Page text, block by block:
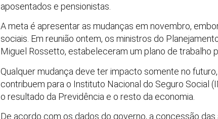
aposentados e pensionistas.
A meta é apresentar as mudanças em novembro,
sociais. Em reunião ontem, os ministros do
Miguel Rossetto, estabeleceram um plano de trabalho
Qualquer mudança deve ter impacto somente no
contribuem para o Instituto Nacional do Seguro Social
o resultado da Previdência e o resto da economia.
De acordo com os dados do governo, a concessão